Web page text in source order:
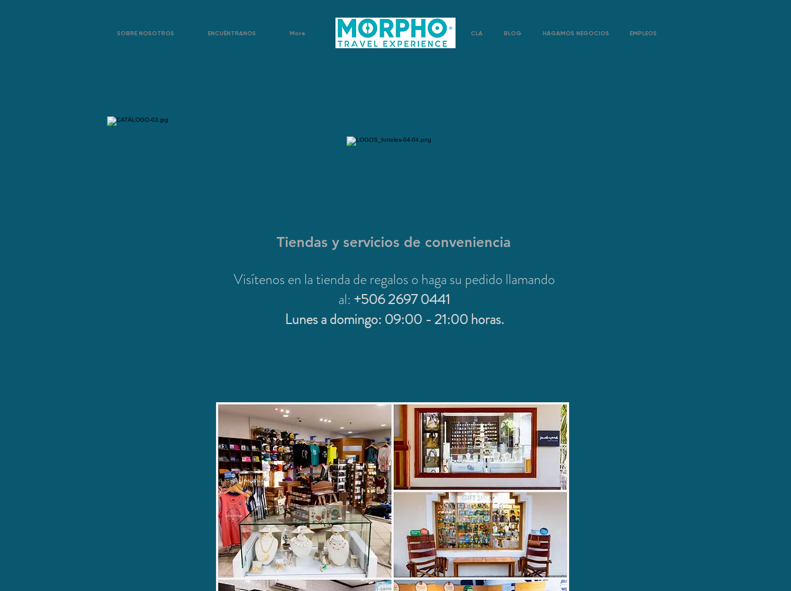
SOBRE NOSOTROS ENCUÉNTRANOS More CLA BLOG HAGAMOS NEGOCIOS EMPLEOS
Tiendas y servicios de conveniencia
Visítenos en la tienda de regalos o haga su pedido llamando
al: +506 2697 0441
Lunes a domingo: 09:00 - 21:00 horas.